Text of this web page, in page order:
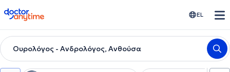
doctoranytime EL
Ουρολόγος - Ανδρολόγος, Ανθούσα